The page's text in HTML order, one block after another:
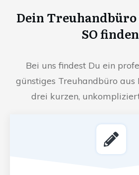
Dein
SO finden
Bei uns findest Du ein
günstiges Treuhandbüro aus
drei kurzen,